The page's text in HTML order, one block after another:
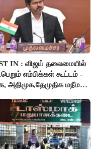
IN : விஜய் தலைமையில்
எம்பிக்கள் கூட்டம் -
அதிமுக,தேமுதிக மநீம